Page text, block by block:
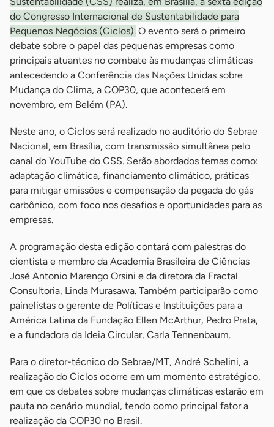
do Congresso Internacional de Sustentabilidade para
Pequenos Negócios (Ciclos). O evento será o primeiro
debate sobre o papel das pequenas empresas como
principais atuantes no combate às mudanças climáticas
antecedendo a Conferência das Nações Unidas sobre
Mudança do Clima, a COP30, que acontecerá em
novembro, em Belém (PA).
Neste ano, o Ciclos será realizado no auditório do Sebrae
Nacional, em Brasília, com transmissão simultânea pelo
canal do YouTube do CSS. Serão abordados temas como:
adaptação climática, financiamento climático, práticas
para mitigar emissões e compensação da pegada do gás
carbônico, com foco nos desafios e oportunidades para as
empresas.
A programação desta edição contará com palestras do
cientista e membro da Academia Brasileira de Ciências
José Antonio Marengo Orsini e da diretora da Fractal
Consultoria, Linda Murasawa. Também participarão como
painelistas o gerente de Políticas e Instituições para a
América Latina da Fundação Ellen McArthur, Pedro Prata,
e a fundadora da Ideia Circular, Carla Tennenbaum.
Para o diretor-técnico do Sebrae/MT, André Schelini, a
realização do Ciclos ocorre em um momento estratégico,
em que os debates sobre mudanças climáticas estarão em
pauta no cenário mundial, tendo como principal fator a
realização da COP30 no Brasil.